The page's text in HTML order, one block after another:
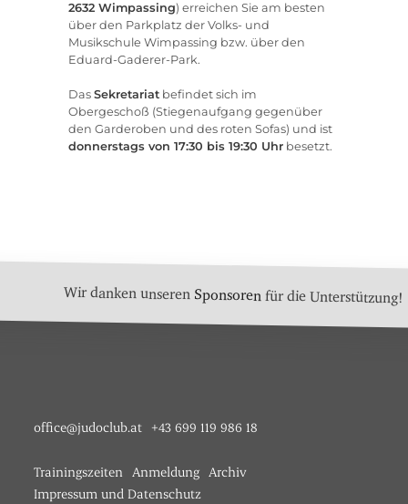
2632 Wimpassing) erreichen Sie am besten
über den Parkplatz der Volks- und
Musikschule Wimpassing bzw. über den
Eduard-Gaderer-Park.
Das Sekretariatbefindet sich im
Obergeschoß (Stiegenaufgang gegenüber
den Garderoben und des roten Sofas) und ist
donnerstags von 17:30 bis 19:30 Uhrbesetzt.
Wir danken unseren Sponsoren für die Unterstützung!
office@judoclub.at +43 699 119 986 18
Trainingszeiten Anmeldung Archiv
Impressum und Datenschutz